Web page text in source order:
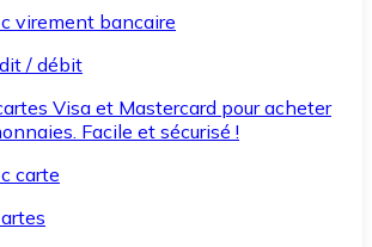
virement bancaire
/ débit
Visa et Mastercard pour acheter
Facile et sécurisé !
carte